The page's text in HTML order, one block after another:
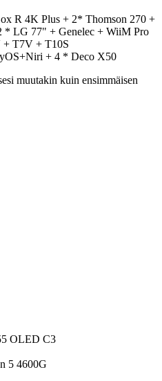
R 4K Plus + 2* Thomson 270 +
* LG 77" + Genelec + WiiM Pro
T7V + T10S
+ 4 * Deco X50
muutakin kuin ensimmäisen
OLED C3
5 4600G